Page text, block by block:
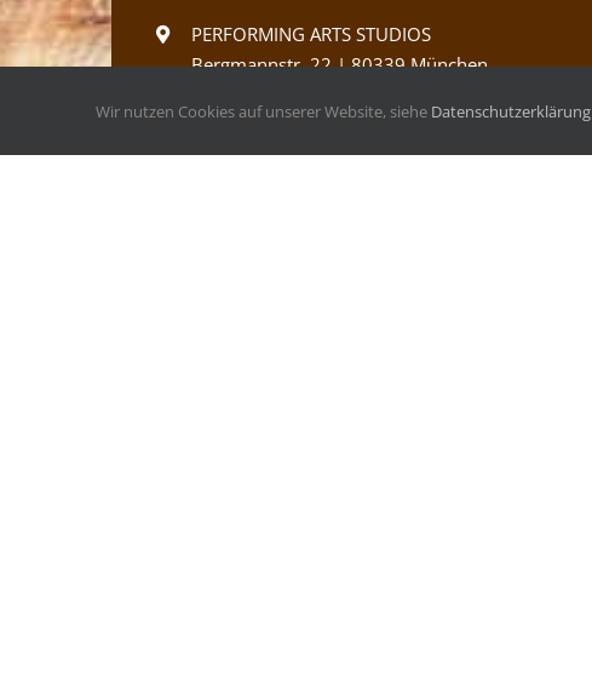
PERFORMING ARTS STUDIOS
Bergmannstr. 22 | 80339 München
Mo.-Fr. 10-22 Uhr | Sa+So. 10-17 Uhr
info@pa-studios.net
Wir nutzen Cookies auf unserer Website, siehe Datenschutzerklärung